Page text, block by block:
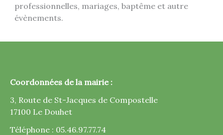
professionnelles, mariages, baptême et autre
évènements.
Coordonnées de la mairie :
3, Route de St-Jacques de Compostelle
17100 Le Douhet
Téléphone : 05.46.97.77.74